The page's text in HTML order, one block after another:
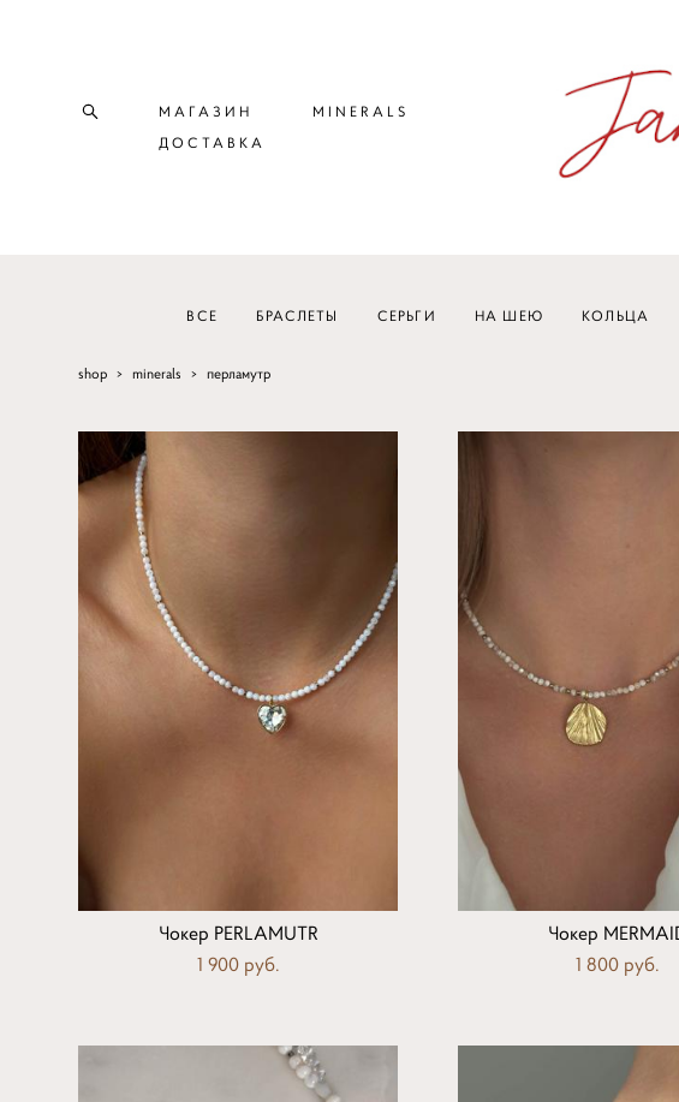
МАГАЗИН
MINERALS
ДОСТАВКА
ВСЕ БРАСЛЕТЫ СЕРЬГИ НА ШЕЮ КОЛЬЦА
shop > minerals > перламутр
Чокер PERLAMUTR
1 900 pуб.
Чокер
1 800 pуб.